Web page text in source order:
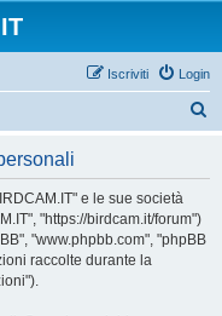
Login
Iscriviti
e le sue società
"https://birdcam.it/forum")
"www.phpbb.com", "phpBB
raccolte durante la